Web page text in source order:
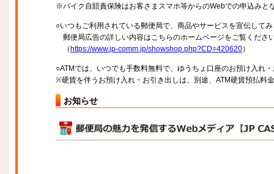
※バイク自賠責保険はお客さまスマホ等からのWebでの申込みと
○いつもご利用されている郵便局で、商品やサービスを宣伝して
郵便局広告の詳しい内容はこちらのホームページをご覧くださ
（ https://www.jp-comm.jp/showshop.php?CD=420620）
○ATMでは、いつでも手数料無料で、ゆうちょ口座のお預け入れ
※硬貨を伴うお預け入れ・お引き出しは、別途、ATM硬貨預払料
お知らせ